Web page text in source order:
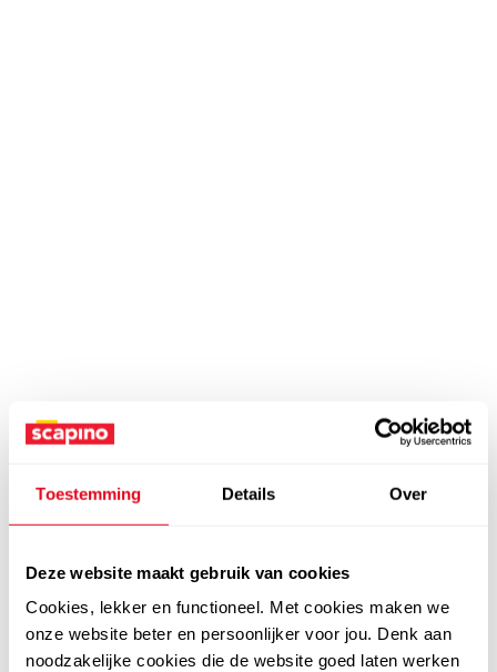
Toestemming Details Over
Deze website maakt gebruik van cookies
Cookies, lekker en functioneel. Met cookies maken we
onze website beter en persoonlijker voor jou. Denk aan
noodzakelijke cookies die de website goed laten werken